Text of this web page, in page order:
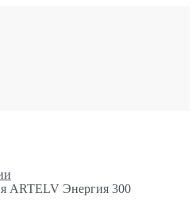
ARTELV Энергия 300